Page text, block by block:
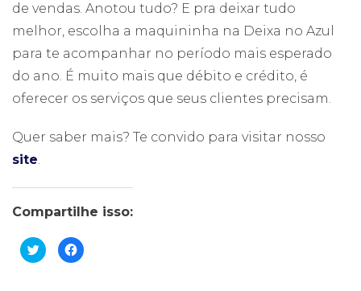
de vendas. Anotou tudo? E pra deixar tudo
melhor, escolha a maquininha na Deixa no Azul
para te acompanhar no período mais esperado
do ano. É muito mais que débito e crédito, é
oferecer os serviços que seus clientes precisam.
Quer saber mais? Te convido para visitar nosso
site.
Compartilhe isso:
Clique
para
compartilhar
Clique
para